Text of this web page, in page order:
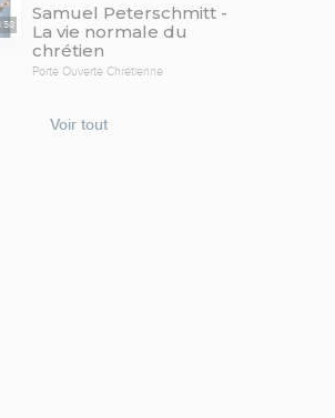
Samuel Peterschmitt -
La vie normale du
chrétien
Porte Ouverte Chrétienne
Voir tout